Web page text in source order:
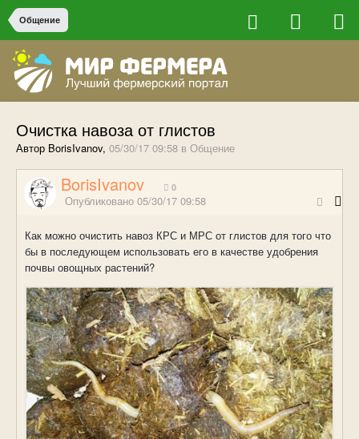
Общение
Очистка навоза от глистов
Автор BorisIvanov, 05/30/17 09:58 в Общение
BorisIvanov 0
Опубликовано 05/30/17 09:58
Как можно очистить навоз КРС и МРС от глистов для того что
бы в последующем использовать его в качестве удобрения
почвы овощных растений?